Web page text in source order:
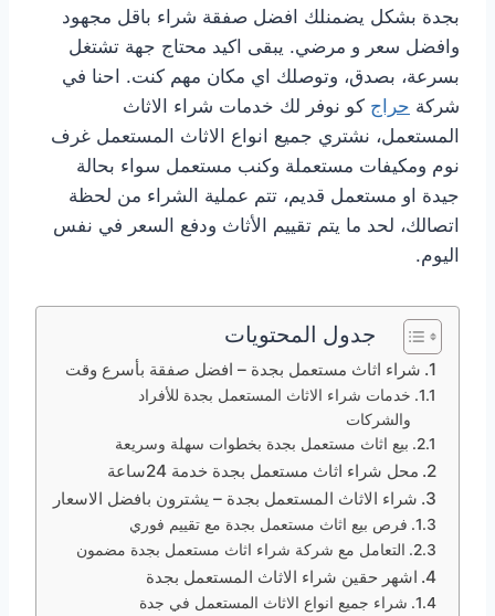
بجدة بشكل يضمنلك افضل صفقة شراء باقل مجهود
وافضل سعر و مرضي. يبقى اكيد محتاج جهة تشتغل
بسرعة، بصدق، وتوصلك اي مكان مهم كنت. احنا في
شركة حراج كو نوفر لك خدمات شراء الاثاث
المستعمل، نشتري جميع انواع الاثاث المستعمل غرف
نوم ومكيفات مستعملة وكنب مستعمل سواء بحالة
جيدة او مستعمل قديم، تتم عملية الشراء من لحظة
اتصالك، لحد ما يتم تقييم الأثاث ودفع السعر في نفس
اليوم.
جدول المحتويات
شراء اثاث مستعمل بجدة – افضل صفقة بأسرع وقت
خدمات شراء الاثاث المستعمل بجدة للأفراد
والشركات
بيع اثاث مستعمل بجدة بخطوات سهلة وسريعة
محل شراء اثاث مستعمل بجدة خدمة 24ساعة
شراء الاثاث المستعمل بجدة – يشترون بافضل الاسعار
فرص بيع اثاث مستعمل بجدة مع تقييم فوري
التعامل مع شركة شراء اثاث مستعمل بجدة مضمون
اشهر حقين شراء الاثاث المستعمل بجدة
شراء جميع انواع الاثاث المستعمل في جدة